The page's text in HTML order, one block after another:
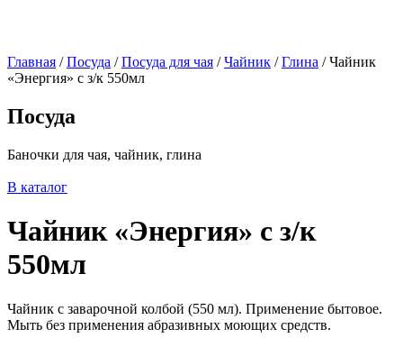
Главная /Посуда /Посуда для чая /Чайник /Глина /Чайник
«Энергия» с з/к 550мл
Посуда
Баночки для чая, чайник, глина
В каталог
Чайник «Энергия» с з/к
550мл
Чайник с заварочной колбой (550 мл). Применение бытовое.
Мыть без применения абразивных моющих средств.